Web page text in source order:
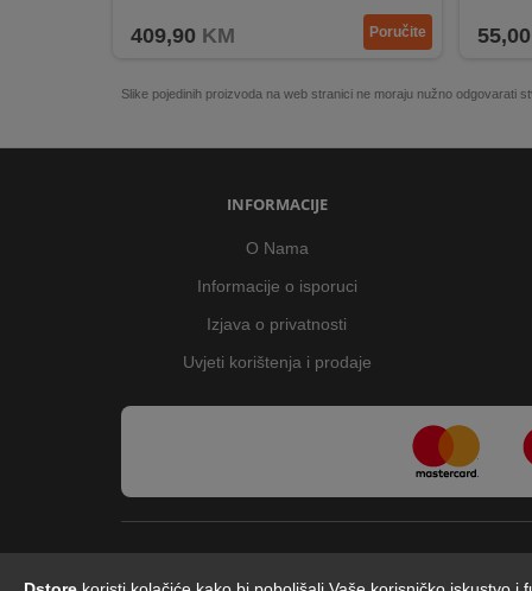
409,90 KM Poručite 55,00
Slike pojedinih proizvoda na web stranici ne moraju nužno odgovarati
INFORMACIJE
O Nama
Informacije o isporuci
Izjava o privatnosti
Uvjeti korištenja i prodaje